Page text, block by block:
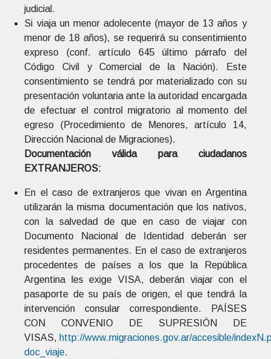
judicial.
Si viaja un menor adolecente (mayor de 13 años y
menor de 18 años), se requerirá su consentimiento
expreso (conf. artículo 645 último párrafo del
Código Civil y Comercial de la Nación). Este
consentimiento se tendrá por materializado con su
presentación voluntaria ante la autoridad encargada
de efectuar el control migratorio al momento del
egreso (Procedimiento de Menores, artículo 14,
Dirección Nacional de Migraciones).
Documentación válida para ciudadanos
EXTRANJEROS:
En el caso de extranjeros que vivan en Argentina
utilizarán la misma documentación que los nativos,
con la salvedad de que en caso de viajar con
Documento Nacional de Identidad deberán ser
residentes permanentes. En el caso de extranjeros
procedentes de países a los que la República
Argentina les exige VISA, deberán viajar con el
pasaporte de su país de origen, el que tendrá la
intervención consular correspondiente. PAÍSES
CON CONVENIO DE SUPRESIÓN DE
VISAS, http://www.migraciones.gov.ar/accesible/
doc_viaje.